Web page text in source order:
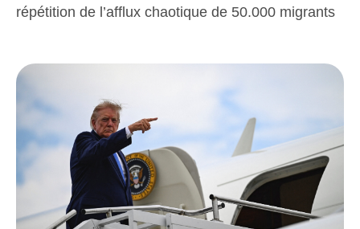
répétition de l’afflux chaotique de 50.000 migrants